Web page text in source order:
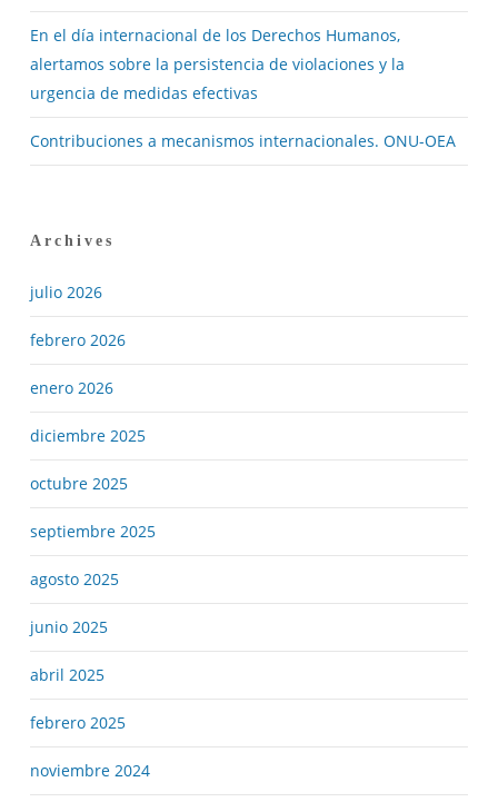
En el día internacional de los Derechos Humanos,
alertamos sobre la persistencia de violaciones y la
urgencia de medidas efectivas
Contribuciones a mecanismos internacionales. ONU-OEA
Archives
julio 2026
febrero 2026
enero 2026
diciembre 2025
octubre 2025
septiembre 2025
agosto 2025
junio 2025
abril 2025
febrero 2025
noviembre 2024